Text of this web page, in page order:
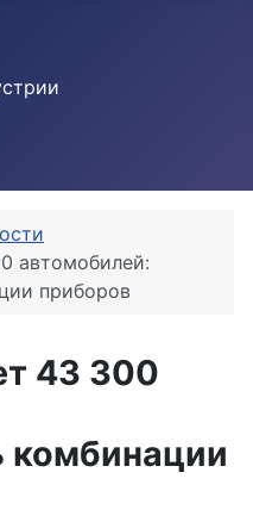
автомобилей:
приборов
43 300
комбинации